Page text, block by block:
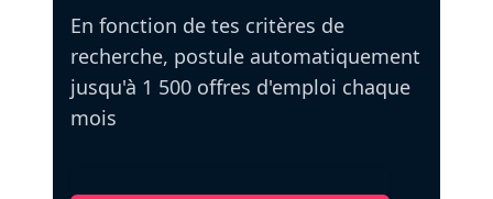
En fonction de tes critères de
recherche, postule automatiquement
jusqu'à 1 500 offres d'emploi chaque
mois